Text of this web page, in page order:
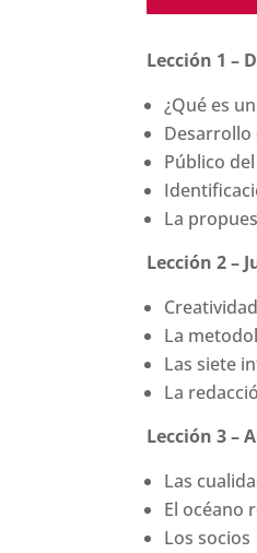
Lección 1 –
¿Qué es
Desarrollo
Público
La
Lección 2 –
La
Las siete
La
Lección 3 –
Las
El océano
Los socios